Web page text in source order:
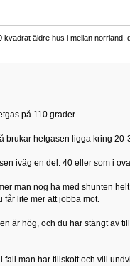
äldre hus i mellan
på 110 grader.
brukar hetgasen ligga kring
iväg en del. 40 eller som i
man nog ha med shunten
får lite mer att jobba mot.
är hög, och du har stängt av
man har tillskott och vill